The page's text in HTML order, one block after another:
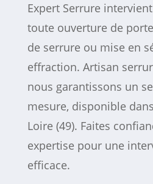
Expert Serrure
toute ouverture de
de serrure ou mise en
effraction. Artisan
nous garantissons un
mesure, disponible
Loire (49). Faites
expertise pour une
efficace.